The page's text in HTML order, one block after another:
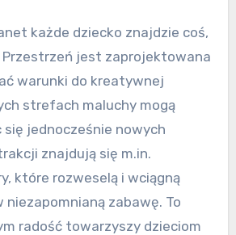
każde dziecko znajdzie coś,
Przestrzeń jest zaprojektowana
warunki do kreatywnej
strefach maluchy mogą
się jednocześnie nowych
znajdują się m.in.
które rozweselą i wciągną
niezapomnianą zabawę. To
radość towarzyszy dzieciom